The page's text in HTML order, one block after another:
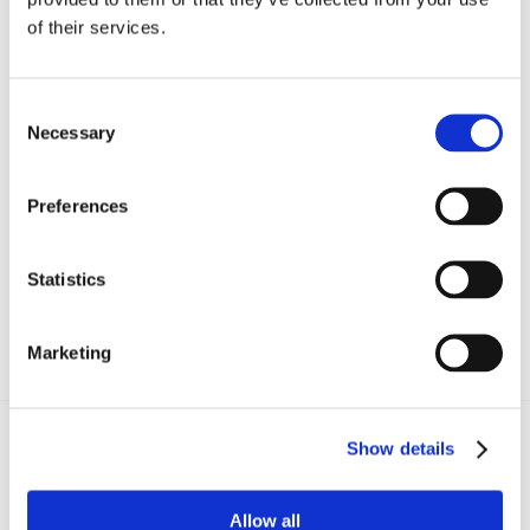
of their services.
Selection
Necessary
Preferences
Statistics
Marketing
Show details
Allow all
Dott. Alessandro Lovelli
Recent posts.